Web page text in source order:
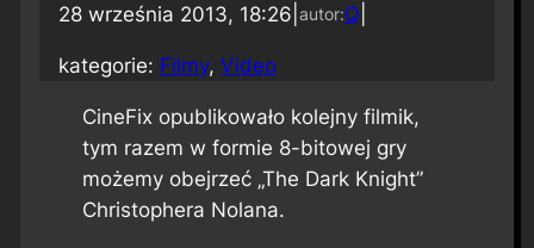
28 września 2013, 18:26 autor:Q
kategorie: Filmy, Video
CineFix opublikowało kolejny filmik,
tym razem w formie 8-bitowej gry
możemy obejrzeć „The Dark Knight”
Christophera Nolana.